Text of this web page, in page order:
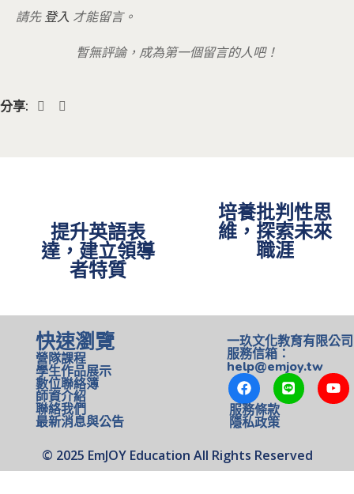
請先登入 才能留言。
暫無評論，成為第一個留言的人吧！
分享:
提升英語表
達，建立領導
者特質
培養批判性思
維，探索未來
職涯
快速瀏覽
營隊課程
學生作品展示
數位聯絡簿
師資介紹
聯絡我們
最新消息與公告
一玖文化教育有限公司
服務信箱：
help@emjoy.tw
服務條款
隱私政策
©️ 2025 EmJOY Education All Rights Reserved